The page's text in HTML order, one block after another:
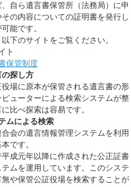
自ら遺言書保管所（法務局）に申
の内容についての証明書を発行し
能です。
下のサイトをご覧ください。
ト
保管制度
探し方
場に原本が保管される遺言書の形
ューターによる検索システムが整
比べ探索は容易です。
ムによる検索
会の遺言情報管理システムを利用
です。
成元年以降に作成された公正証書
ムを運用しています。このシステ
や保管公証役場を検索することが